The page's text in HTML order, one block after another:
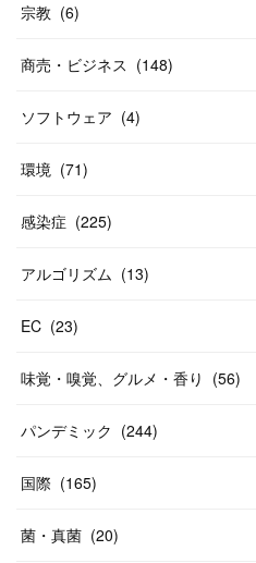
宗教 (6)
商売・ビジネス (148)
ソフトウェア (4)
環境 (71)
感染症 (225)
アルゴリズム (13)
EC (23)
味覚・嗅覚、グルメ・香り (56)
パンデミック (244)
国際 (165)
菌・真菌 (20)